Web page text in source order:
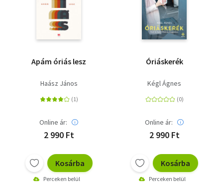
Apám óriás lesz
Haász János
Online ár:
2 990 Ft
Kosárba
Perceken belül
Óriáskerék
Kégl Ágnes
Online ár:
2 990 Ft
Kosárba
Perceken belül